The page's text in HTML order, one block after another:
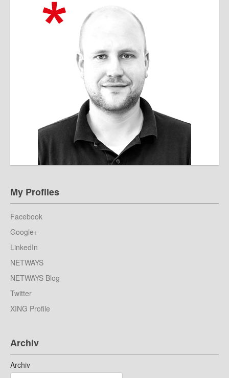
My Profiles
Facebook
Google+
LinkedIn
NETWAYS
NETWAYS Blog
Twitter
XING Profile
Archiv
Archiv